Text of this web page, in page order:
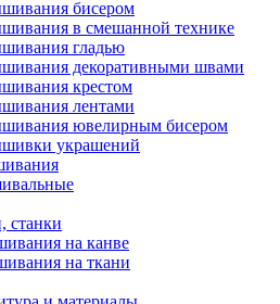
бисером
в смешанной технике
гладью
декоративными швами
крестом
лентами
ювелирным бисером
украшений
станки
на канве
на ткани